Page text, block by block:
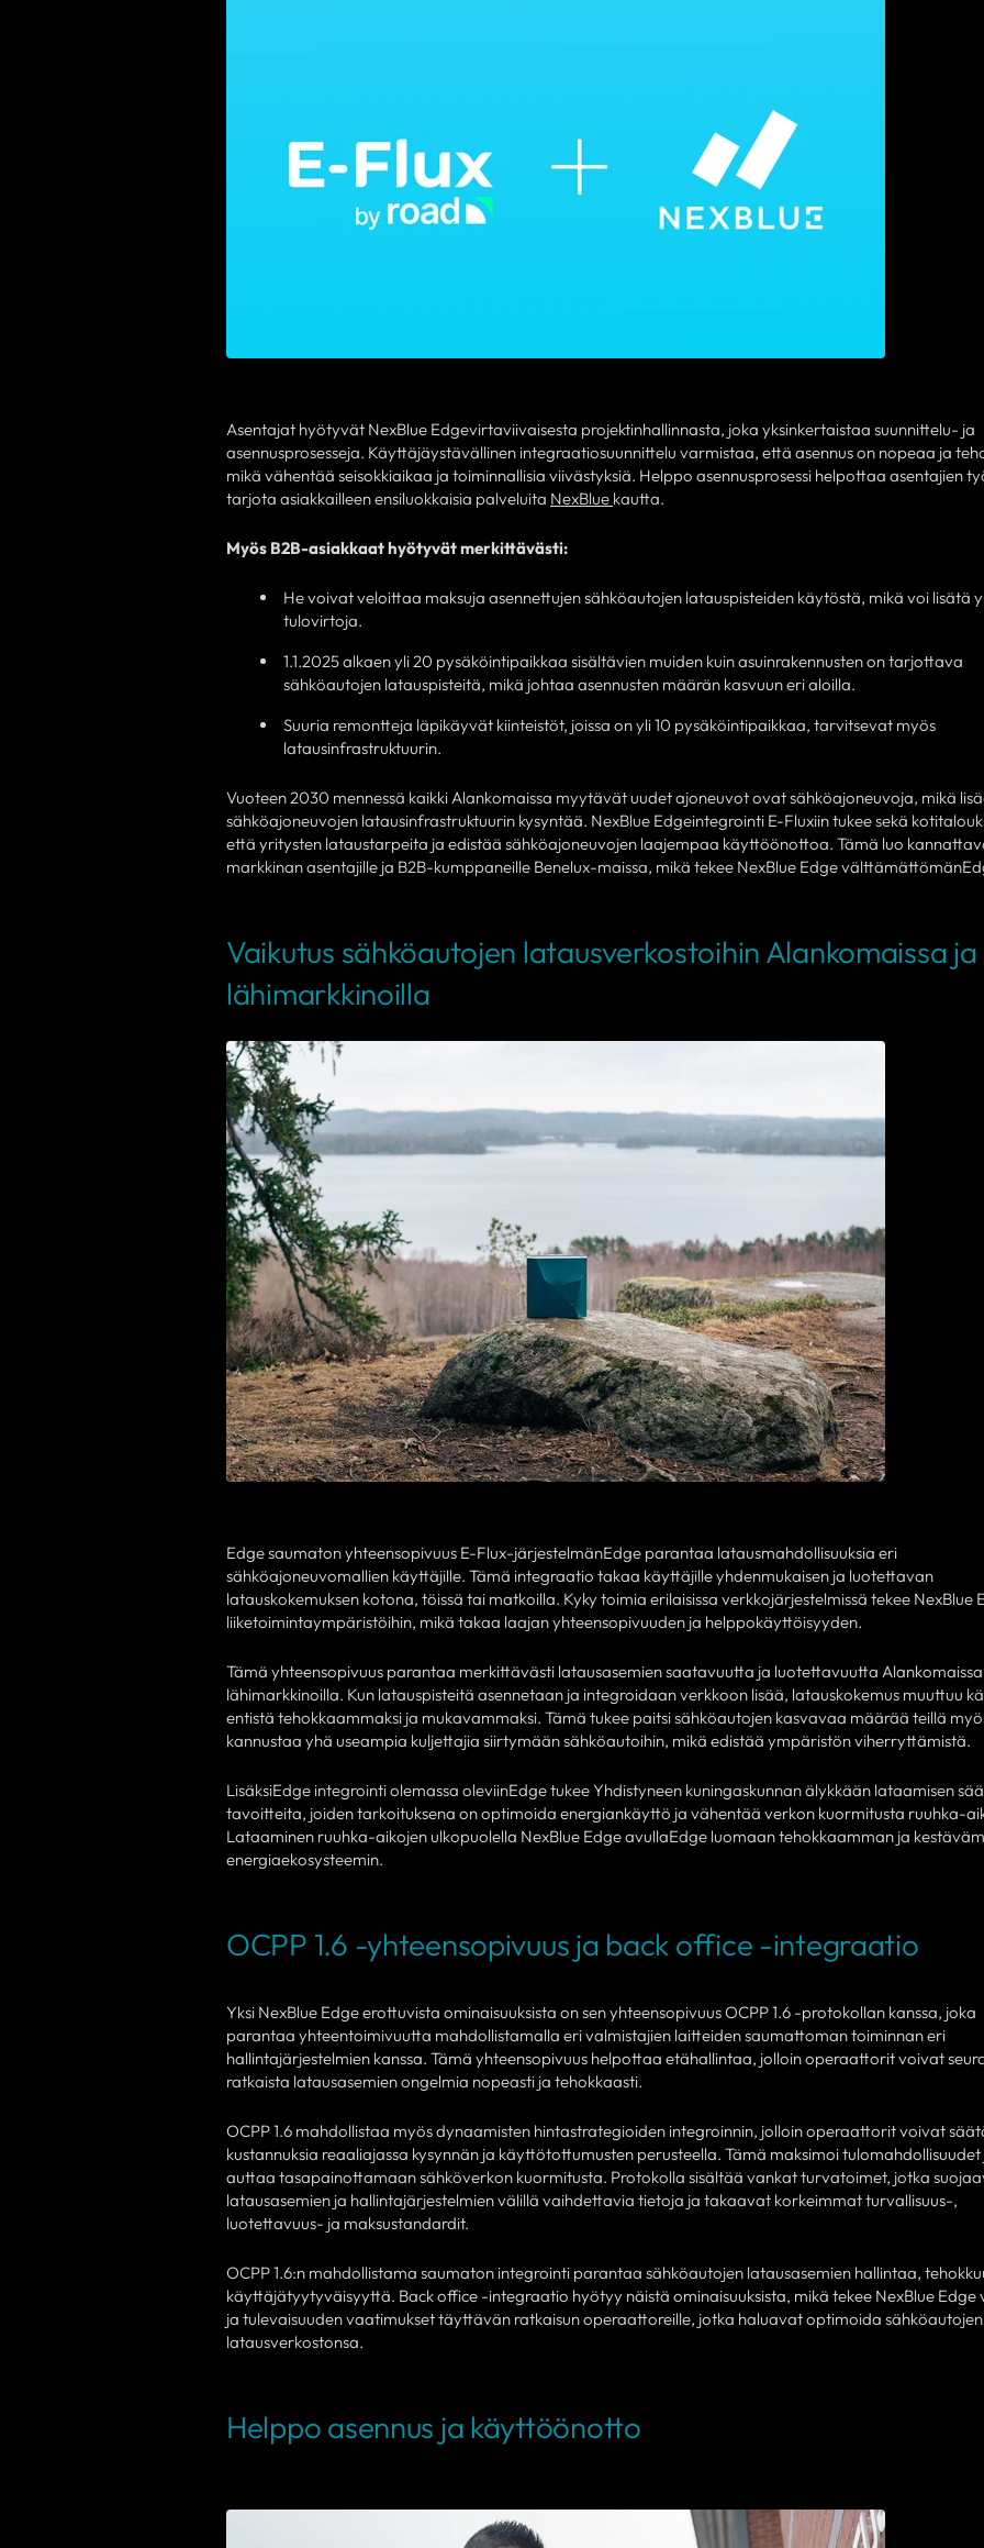
Asentajat hyötyvät NexBlue Edgevirtaviivaisesta projektinhallinnasta, joka yksinkertaistaa suunnittelu- ja
asennusprosesseja. Käyttäjäystävällinen integraatiosuunnittelu varmistaa, että asennus on nopeaa ja
mikä vähentää seisokkiaikaa ja toiminnallisia viivästyksiä. Helppo asennusprosessi helpottaa asentajien
tarjota asiakkailleen ensiluokkaisia palveluita NexBlue kautta.
Myös B2B-asiakkaat hyötyvät merkittävästi:
He voivat veloittaa maksuja asennettujen sähköautojen latauspisteiden käytöstä, mikä voi lisätä
tulovirtoja.
1.1.2025 alkaen yli 20 pysäköintipaikkaa sisältävien muiden kuin asuinrakennusten on tarjottava
sähköautojen latauspisteitä, mikä johtaa asennusten määrän kasvuun eri aloilla.
Suuria remontteja läpikäyvät kiinteistöt, joissa on yli 10 pysäköintipaikkaa, tarvitsevat myös
latausinfrastruktuurin.
Vuoteen 2030 mennessä kaikki Alankomaissa myytävät uudet ajoneuvot ovat sähköajoneuvoja, mikä
sähköajoneuvojen latausinfrastruktuurin kysyntää. NexBlue Edgeintegrointi E-Fluxiin tukee sekä
että yritysten lataustarpeita ja edistää sähköajoneuvojen laajempaa käyttöönottoa. Tämä luo
markkinan asentajille ja B2B-kumppaneille Benelux-maissa, mikä tekee NexBlue Edge
Vaikutus sähköautojen latausverkostoihin Alankomaissa ja
lähimarkkinoilla
Edge saumaton yhteensopivuus E-Flux-järjestelmänEdge parantaa latausmahdollisuuksia eri
sähköajoneuvomallien käyttäjille. Tämä integraatio takaa käyttäjille yhdenmukaisen ja luotettavan
latauskokemuksen kotona, töissä tai matkoilla. Kyky toimia erilaisissa verkkojärjestelmissä tekee NexBlue
liiketoimintaympäristöihin, mikä takaa laajan yhteensopivuuden ja helppokäyttöisyyden.
Tämä yhteensopivuus parantaa merkittävästi latausasemien saatavuutta ja luotettavuutta
lähimarkkinoilla. Kun latauspisteitä asennetaan ja integroidaan verkkoon lisää, latauskokemus muuttuu
entistä tehokkaammaksi ja mukavammaksi. Tämä tukee paitsi sähköautojen kasvavaa määrää teillä
kannustaa yhä useampia kuljettajia siirtymään sähköautoihin, mikä edistää ympäristön viherryttämistä.
LisäksiEdge integrointi olemassa oleviinEdge tukee Yhdistyneen kuningaskunnan älykkään lataamisen
tavoitteita, joiden tarkoituksena on optimoida energiankäyttö ja vähentää verkon kuormitusta ruuhka-
Lataaminen ruuhka-aikojen ulkopuolella NexBlue Edge avullaEdge luomaan tehokkaamman ja
energiaekosysteemin.
OCPP 1.6 -yhteensopivuus ja back office -integraatio
Yksi NexBlue Edge erottuvista ominaisuuksista on sen yhteensopivuus OCPP 1.6 -protokollan kanssa, joka
parantaa yhteentoimivuutta mahdollistamalla eri valmistajien laitteiden saumattoman toiminnan eri
hallintajärjestelmien kanssa. Tämä yhteensopivuus helpottaa etähallintaa, jolloin operaattorit voivat
ratkaista latausasemien ongelmia nopeasti ja tehokkaasti.
OCPP 1.6 mahdollistaa myös dynaamisten hintastrategioiden integroinnin, jolloin operaattorit voivat
kustannuksia reaaliajassa kysynnän ja käyttötottumusten perusteella. Tämä maksimoi tulomahdollisuudet
auttaa tasapainottamaan sähköverkon kuormitusta. Protokolla sisältää vankat turvatoimet, jotka
latausasemien ja hallintajärjestelmien välillä vaihdettavia tietoja ja takaavat korkeimmat turvallisuus-,
luotettavuus- ja maksustandardit.
OCPP 1.6:n mahdollistama saumaton integrointi parantaa sähköautojen latausasemien hallintaa,
käyttäjätyytyväisyyttä. Back office -integraatio hyötyy näistä ominaisuuksista, mikä tekee NexBlue Edge
ja tulevaisuuden vaatimukset täyttävän ratkaisun operaattoreille, jotka haluavat optimoida sähköautojen
latausverkostonsa.
Helppo asennus ja käyttöönotto